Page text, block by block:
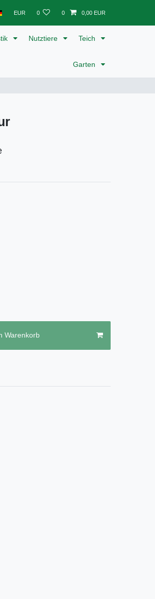
EUR 0 0 0,00 EUR
Nutztiere Teich
Garten
Warenkorb